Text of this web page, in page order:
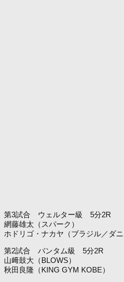
第3試合 ウェルター級 5分2R
網藤雄太（スパーク）
ホドリゴ・ナカヤ（ブラジル／ダ
第2試合 バンタム級 5分2R
山﨑鼓大（BLOWS）
秋田良隆（KING GYM KOBE）